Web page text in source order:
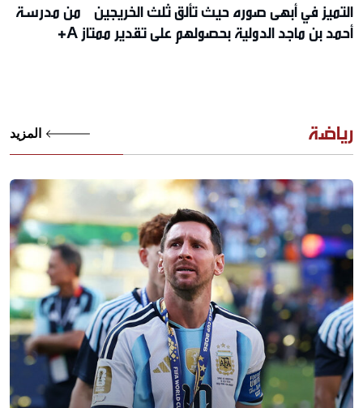
التميز في أبهى صوره حيث تألق ثلث الخريجين من مدرسة
أحمد بن ماجد الدولية بحصولهم على تقدير ممتاز A+
رياضة المزيد